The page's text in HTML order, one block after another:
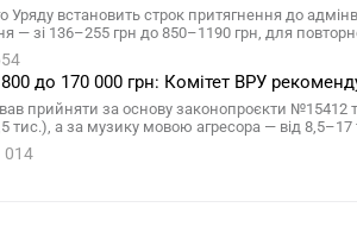
Уряду встановить строк притягнення до
— зі 136–255 грн до 850–1190 грн, для
до 170 000 грн: Комітет ВРУ
прийняти за основу законопроєкти
тис.), а за музику мовою агресора — від 8,5–17
014